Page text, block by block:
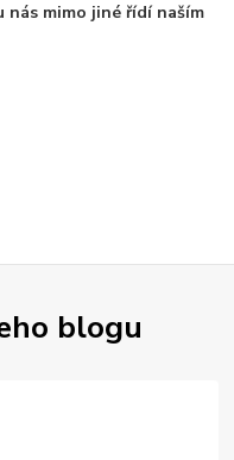
nás mimo jiné řídí naším
blogu